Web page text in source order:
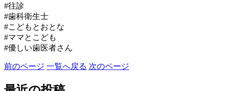
#往診
#歯科衛生士
#こどもとおとな
#ママとこども
#優しい歯医者さん
前のページ 一覧へ戻る 次のページ